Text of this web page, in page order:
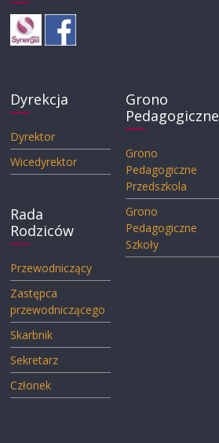
Dyrekcja
Dyrektor
Wicedyrektor
Rada
Rodziców
Przewodniczący
Zastępca
przewodniczącego
Skarbnik
Sekretarz
Członek
Grono
Pedagogiczne
Grono
Pedagogiczne
Przedszkola
Grono
Pedagogiczne
Szkoły